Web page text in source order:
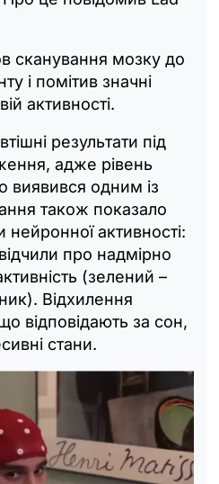
сканування мозку до
і помітив значні
активності.
результати під
адже рівень
виявився одним із
також показало
нейронної активності:
про надмірно
(зелений –
Відхилення
відповідають за сон,
стани.